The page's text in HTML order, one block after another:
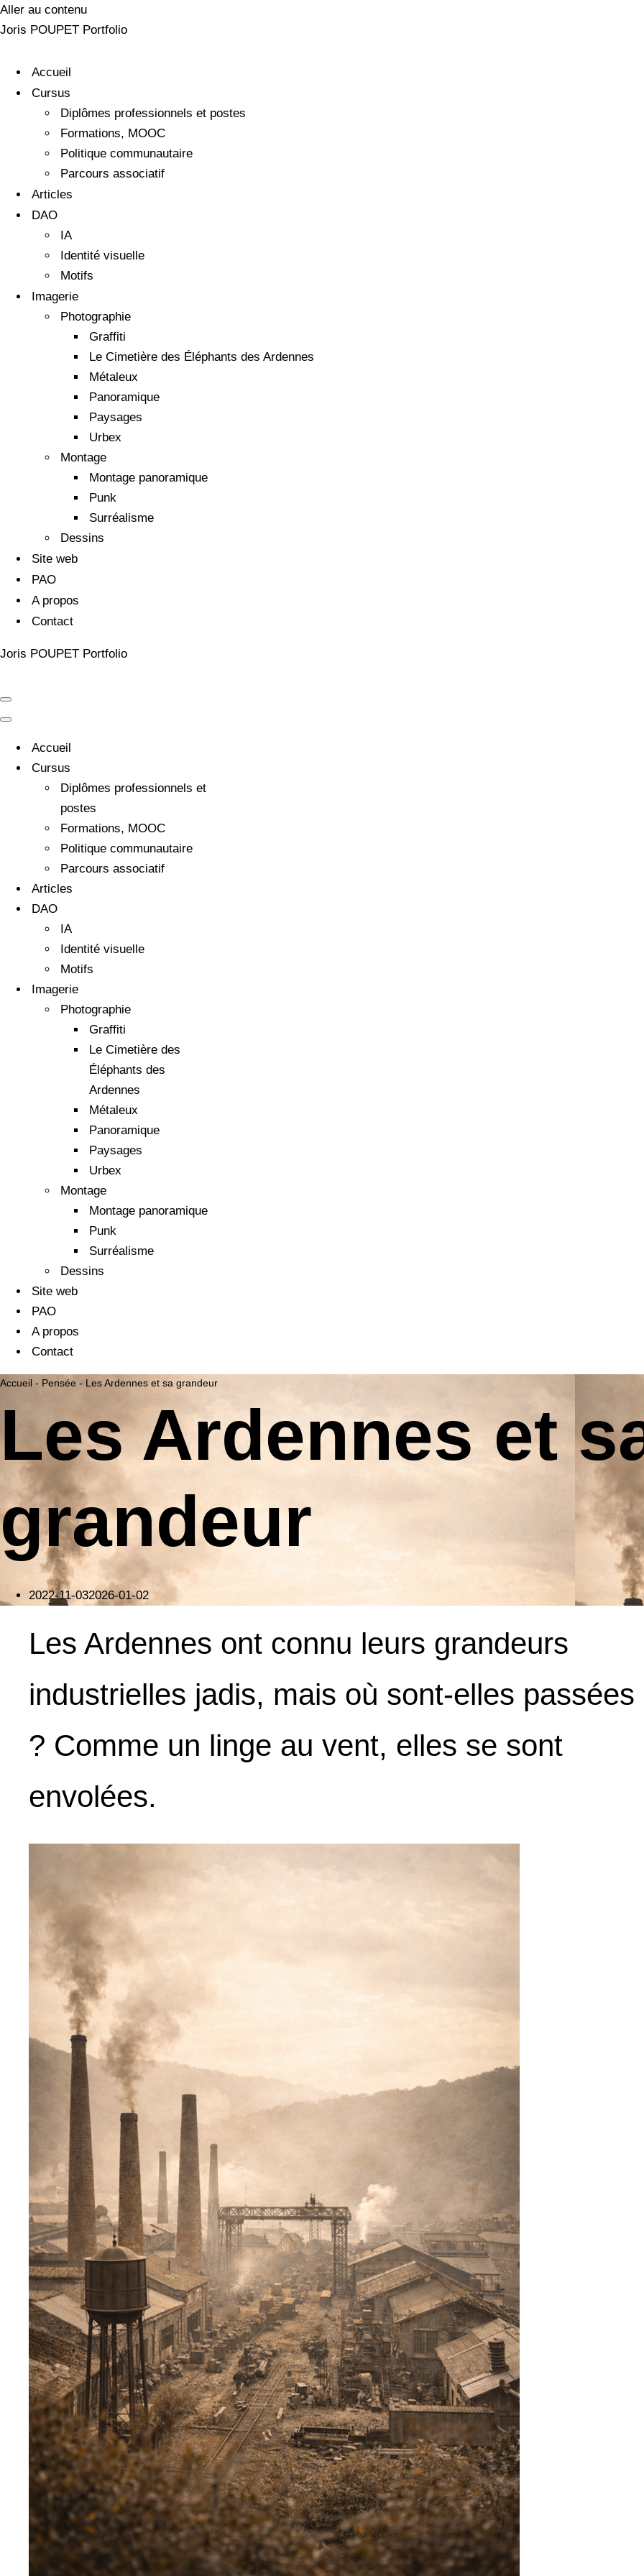
Aller au contenu
Joris POUPET Portfolio
Accueil
Cursus
Diplômes professionnels et postes
Formations, MOOC
Politique communautaire
Parcours associatif
Articles
DAO
IA
Identité visuelle
Motifs
Imagerie
Photographie
Graffiti
Le Cimetière des Éléphants des Ardennes
Métaleux
Panoramique
Paysages
Urbex
Montage
Montage panoramique
Punk
Surréalisme
Dessins
Site web
PAO
A propos
Contact
Joris POUPET Portfolio
Menu
de
Menu
navigationAccueil
Cursus
Diplômes professionnels et
postes
Formations, MOOC
Politique communautaire
Parcours associatif
Articles
DAO
IA
Identité visuelle
Motifs
Imagerie
Photographie
Graffiti
Le Cimetière des
Éléphants des
Ardennes
Métaleux
Panoramique
Paysages
Urbex
Montage
Montage panoramique
Punk
Surréalisme
Dessins
Site web
PAO
A propos
Contact
Accueil - Pensée - Les Ardennes et sa grandeur
Les Ardennes et
grandeur
2022-11-032026-01-02
Les Ardennes ont connu leurs grandeurs
industrielles jadis, mais où sont-elles passées
? Comme un linge au vent, elles se sont
envolées.